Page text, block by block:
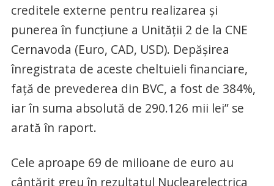
creditele externe pentru realizarea şi
punerea în funcţiune a Unităţii 2 de la CNE
Cernavoda (Euro, CAD, USD). Depăşirea
înregistrata de aceste cheltuieli financiare,
faţă de prevederea din BVC, a fost de 384%,
iar în suma absolută de 290.126 mii lei” se
arată în raport.
Cele aproape 69 de milioane de euro au
cântărit greu în rezultatul Nuclearelectrica